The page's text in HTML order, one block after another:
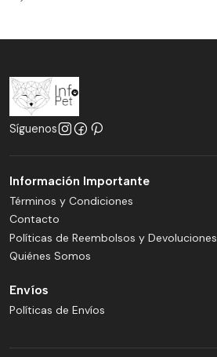
Síguenos
Información Importante
Términos y Condiciones
Contacto
Políticas de Reembolsos y Devoluciones
Quiénes Somos
Envíos
Políticas de Envíos